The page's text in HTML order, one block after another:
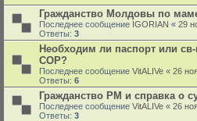
Гражданство Молдовы по
Последнее сообщение IGORIAN « 29
Ответы: 3
Необходим ли паспорт или
СОР?
Последнее сообщение VitALIVe « 26
Ответы: 6
Гражданство РМ и справка о
Последнее сообщение VitALIVe « 26
Ответы: 3